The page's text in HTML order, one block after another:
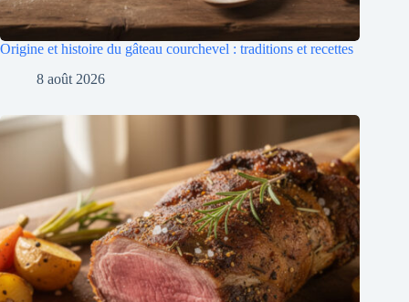
Origine et histoire du gâteau courchevel : traditions et recettes
8 août 2026